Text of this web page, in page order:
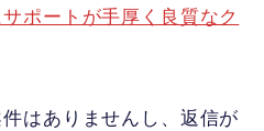
ポートが手厚く良質なク
はありませんし、返信が